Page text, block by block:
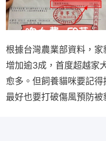
根據台灣農業部資料，
增加逾3成，首度超越家
愈多。但飼養貓咪要記
最好也要打破傷風預防被